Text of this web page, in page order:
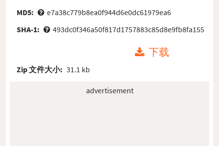
MD5:
e7a38c779b8ea0f944d6e0dc61979ea6
SHA-1:
493dc0f346a50f817d1757883c85d8e9fb8fa155
下载
Zip 文件大小: 31.1 kb
advertisement